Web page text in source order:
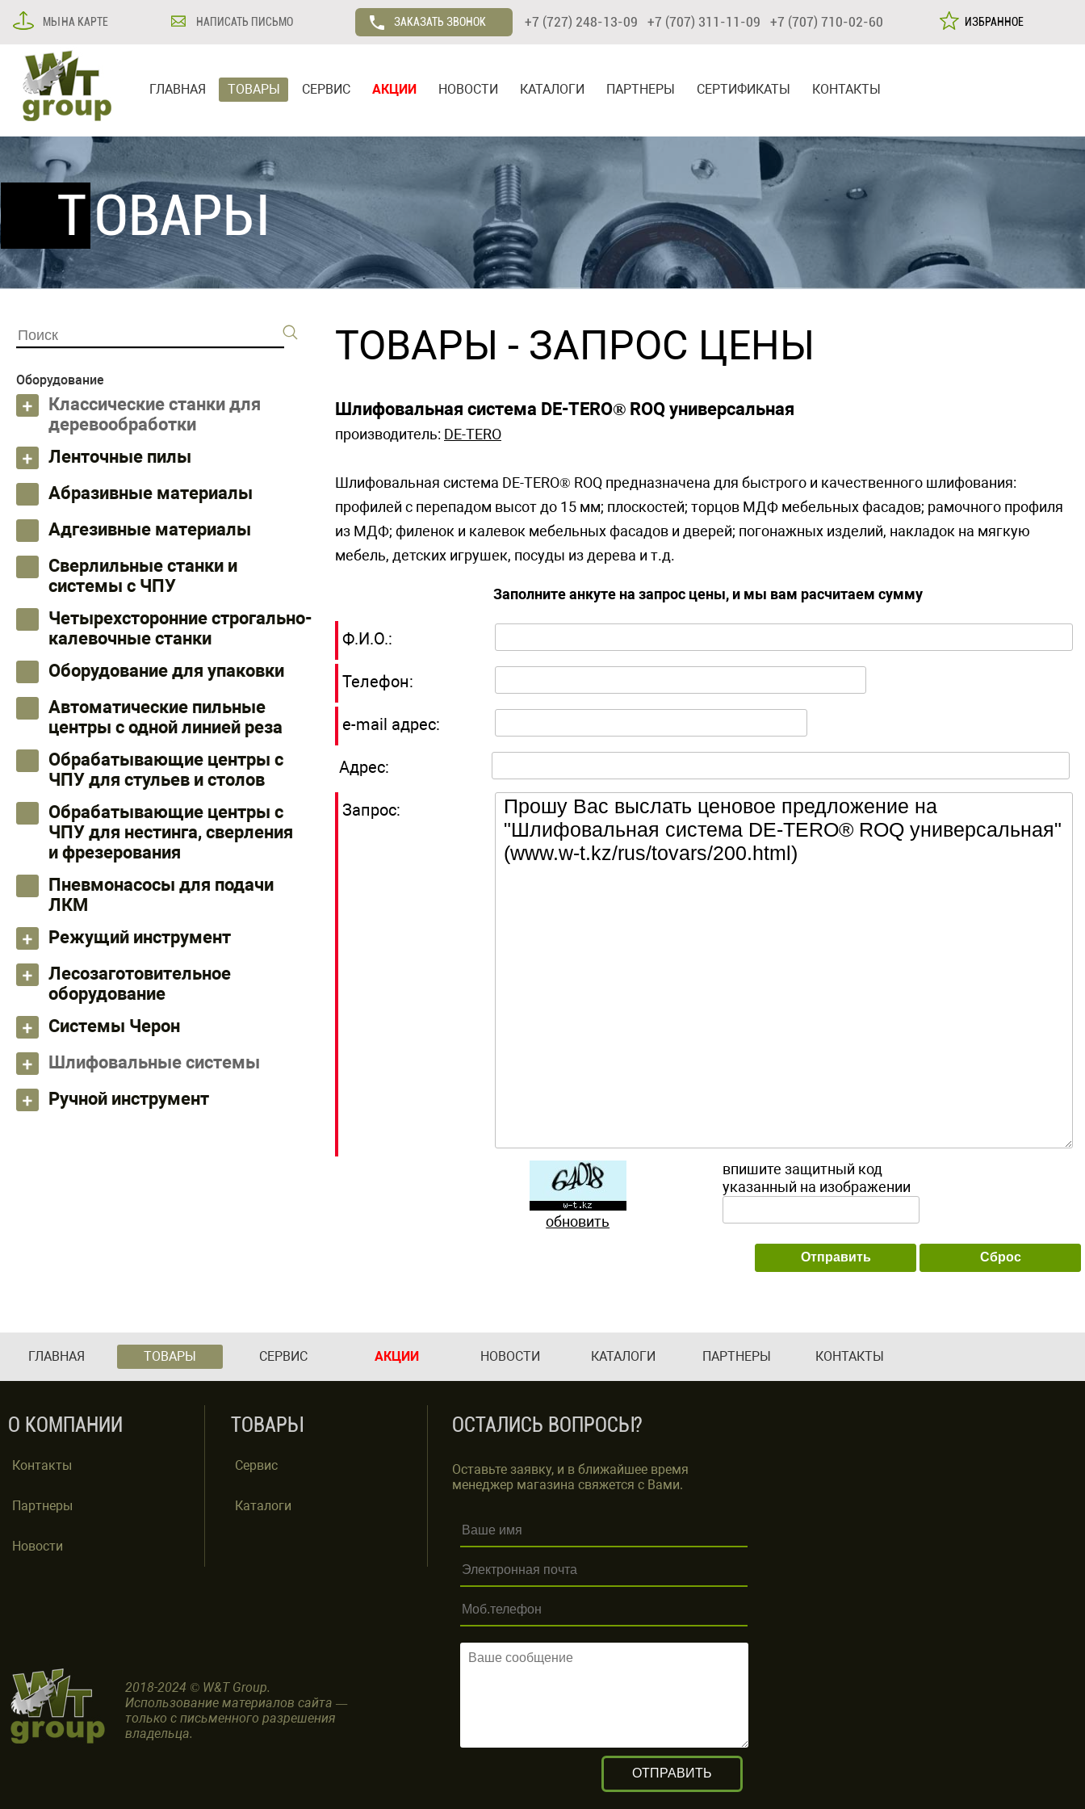
МЫ НА КАРТЕ НАПИСАТЬ ПИСЬМО ЗАКАЗАТЬ ЗВОНОК +7 (727) 248-13-09 +7 (707) 311-11-09 +7 (707) 710-02-60 ИЗБРАННОЕ
ГЛАВНАЯ ТОВАРЫ СЕРВИС АКЦИИ НОВОСТИ КАТАЛОГИ ПАРТНЕРЫ СЕРТИФИКАТЫ КОНТАКТЫ
ТОВАРЫ
Оборудование
Классические станки для
деревообработки
Ленточные пилы
Абразивные материалы
Адгезивные материалы
Сверлильные станки и
системы с ЧПУ
Четырехсторонние строгально-
калевочные станки
Оборудование для упаковки
Автоматические пильные
центры с одной линией реза
Обрабатывающие центры с
ЧПУ для стульев и столов
Обрабатывающие центры с
ЧПУ для нестинга, сверления
и фрезерования
Пневмонасосы для подачи
ЛКМ
Режущий инструмент
Лесозаготовительное
оборудование
Системы Черон
Шлифовальные системы
Ручной инструмент
ТОВАРЫ - ЗАПРОС ЦЕНЫ
Шлифовальная система DE-TERO® ROQ универсальная
производитель: DE-TERO
Шлифовальная система DE-TERO® ROQ предназначена для быстрого и качественного шлифования:
профилей с перепадом высот до 15 мм; плоскостей; торцов МДФ мебельных фасадов; рамочного профиля
из МДФ; филенок и калевок мебельных фасадов и дверей; погонажных изделий, накладок на мягкую
мебель, детских игрушек, посуды из дерева и т.д.
Заполните анкуте на запрос цены, и мы вам расчитаем сумму
Ф.И.О.:
Телефон:
e-mail адрес:
Адрес:
Запрос:
обновить
впишите защитный код
указанный на изображении
ГЛАВНАЯ ТОВАРЫ СЕРВИС АКЦИИ НОВОСТИ КАТАЛОГИ ПАРТНЕРЫ КОНТАКТЫ
О КОМПАНИИ
Контакты
Партнеры
Новости
ТОВАРЫ
Сервис
Каталоги
2018-2024 © W&T Group.
Использование материалов сайта —
только с письменного разрешения
владельца.
ОСТАЛИСЬ ВОПРОСЫ?
Оставьте заявку, и в ближайшее время
менеджер магазина свяжется с Вами.